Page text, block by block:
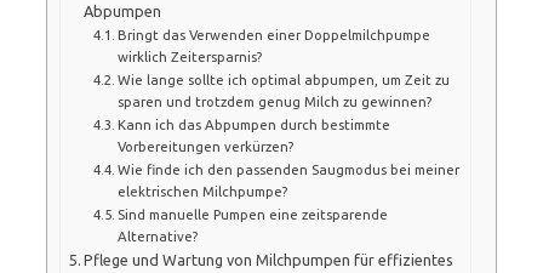
Abpumpen
Bringt das Verwenden einer Doppelmilchpumpe
wirklich Zeitersparnis?
Wie lange sollte ich optimal abpumpen, um Zeit zu
sparen und trotzdem genug Milch zu gewinnen?
Kann ich das Abpumpen durch bestimmte
Vorbereitungen verkürzen?
Wie finde ich den passenden Saugmodus bei meiner
elektrischen Milchpumpe?
Sind manuelle Pumpen eine zeitsparende
Alternative?
Pflege und Wartung von Milchpumpen für effizientes